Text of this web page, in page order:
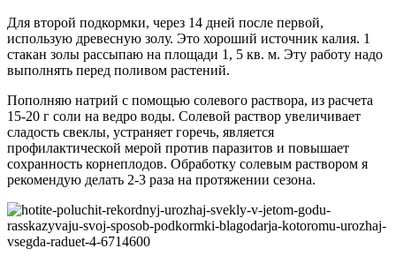
Для второй подкормки, через 14 дней после первой,
использую древесную золу. Это хороший источник калия. 1
стакан золы рассыпаю на площади 1, 5 кв. м. Эту работу надо
выполнять перед поливом растений.
Пополняю натрий с помощью солевого раствора, из расчета
15-20 г соли на ведро воды. Солевой раствор увеличивает
сладость свеклы, устраняет горечь, является
профилактической мерой против паразитов и повышает
сохранность корнеплодов. Обработку солевым раствором я
рекомендую делать 2-3 раза на протяжении сезона.